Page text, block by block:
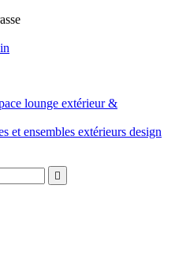
lounge extérieur &
et ensembles extérieurs design
